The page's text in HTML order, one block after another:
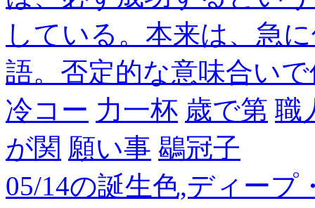
している。本来は、急
語。否定的な意味合い
冷コー 力一杯 歳で第 職
が関 願い事 鶡冠子
05/14の誕生色,ディー